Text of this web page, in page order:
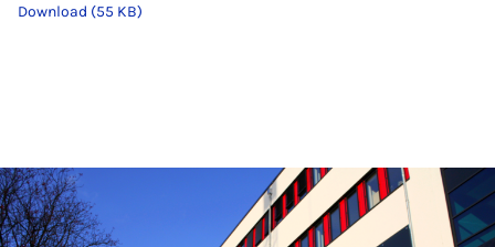
Download (55 KB)